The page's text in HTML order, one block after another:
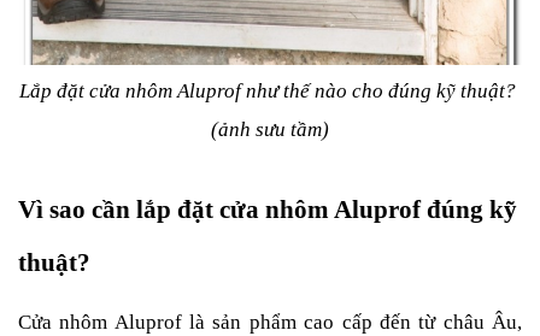
Lắp đặt cửa nhôm Aluprof như thế nào cho đúng kỹ thuật?
(ảnh sưu tầm)
Vì sao cần lắp đặt cửa nhôm Aluprof đúng kỹ
thuật?
Cửa nhôm Aluprof là sản phẩm cao cấp đến từ châu Âu,